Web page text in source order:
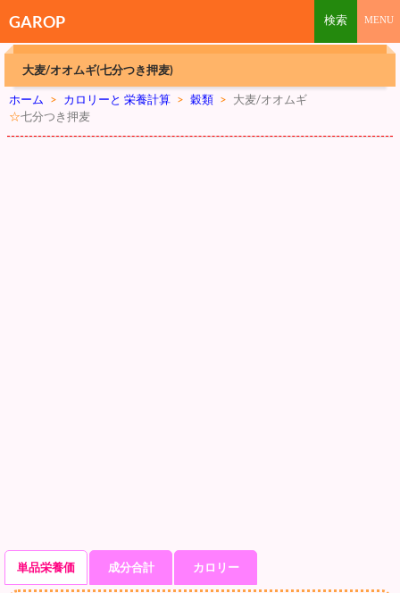
GAROP
大麦/オオムギ(七分つき押麦)
ホーム > カロリーと 栄養計算 > 穀類 > 大麦/オオムギ
☆七分つき押麦
単品栄養価 成分合計 カロリー